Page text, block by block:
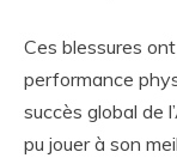
Ces blessures
performance
succès global de
pu jouer à son